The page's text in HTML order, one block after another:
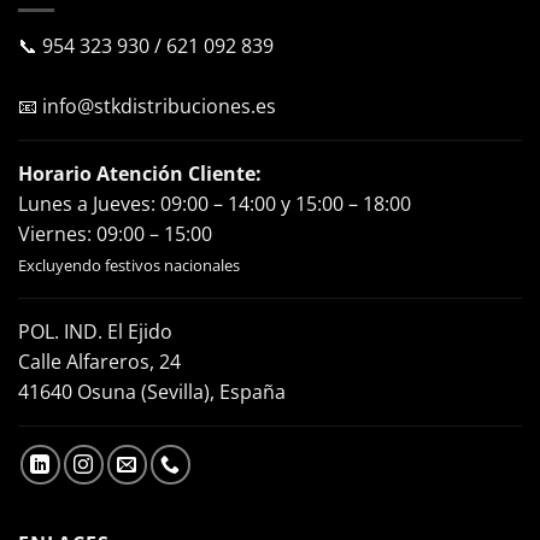
📞 954 323 930/ 621 092 839
📧 info@stkdistribuciones.es
Horario Atención Cliente:
Lunes a Jueves: 09:00 – 14:00 y 15:00 – 18:00
Viernes: 09:00 – 15:00
Excluyendo festivos nacionales
POL. IND. El Ejido
Calle Alfareros, 24
41640 Osuna (Sevilla), España